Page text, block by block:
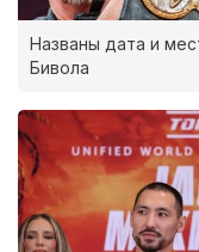
Названы дата и
Бивола